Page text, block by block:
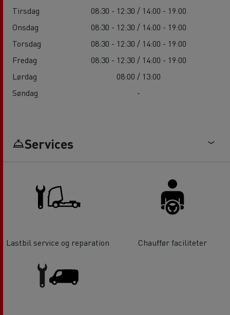
Tirsdag
08:30 - 12:30 / 14:00 - 19:00
Onsdag
08:30 - 12:30 / 14:00 - 19:00
Torsdag
08:30 - 12:30 / 14:00 - 19:00
Fredag
08:30 - 12:30 / 14:00 - 19:00
Lørdag
08:00 / 13:00
Søndag
-
Services
Lastbil service og reparation Chauffør faciliteter